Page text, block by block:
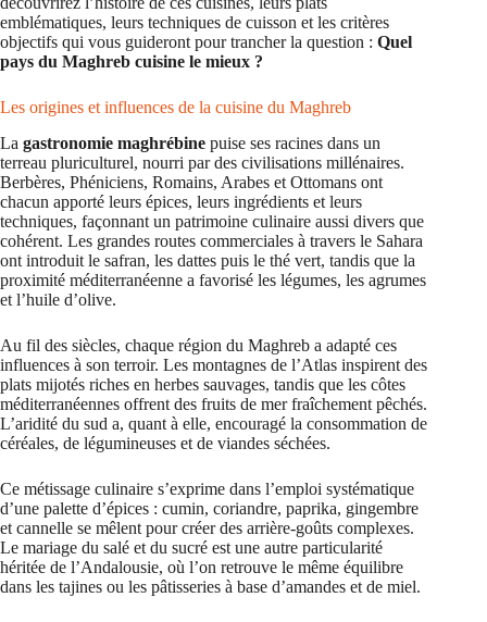
emblématiques, leurs techniques de cuisson et les critères
objectifs qui vous guideront pour trancher la question : Quel
pays du Maghreb cuisine le mieux ?
Les origines et influences de la cuisine du Maghreb
La gastronomie maghrébine puise ses racines dans un
terreau pluriculturel, nourri par des civilisations millénaires.
Berbères, Phéniciens, Romains, Arabes et Ottomans ont
chacun apporté leurs épices, leurs ingrédients et leurs
techniques, façonnant un patrimoine culinaire aussi divers que
cohérent. Les grandes routes commerciales à travers le Sahara
ont introduit le safran, les dattes puis le thé vert, tandis que la
proximité méditerranéenne a favorisé les légumes, les agrumes
et l’huile d’olive.
Au fil des siècles, chaque région du Maghreb a adapté ces
influences à son terroir. Les montagnes de l’Atlas inspirent des
plats mijotés riches en herbes sauvages, tandis que les côtes
méditerranéennes offrent des fruits de mer fraîchement pêchés.
L’aridité du sud a, quant à elle, encouragé la consommation de
céréales, de légumineuses et de viandes séchées.
Ce métissage culinaire s’exprime dans l’emploi systématique
d’une palette d’épices : cumin, coriandre, paprika, gingembre
et cannelle se mêlent pour créer des arrière-goûts complexes.
Le mariage du salé et du sucré est une autre particularité
héritée de l’Andalousie, où l’on retrouve le même équilibre
dans les tajines ou les pâtisseries à base d’amandes et de miel.